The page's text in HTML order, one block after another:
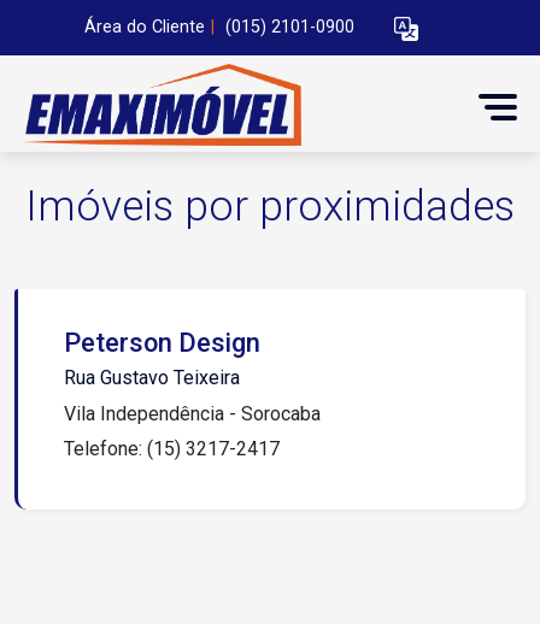
Área do Cliente (015) 2101-0900
Imóveis por proximidades
Peterson Design
Rua Gustavo Teixeira
Vila Independência - Sorocaba
Telefone: (15) 3217-2417